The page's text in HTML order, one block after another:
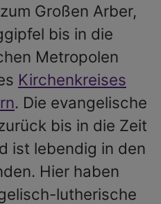
Großen Arber,
bis in die
Metropolen
Kirchenkreises
. Die evangelische
bis in die Zeit
ist lebendig in den
Hier haben
lutherische